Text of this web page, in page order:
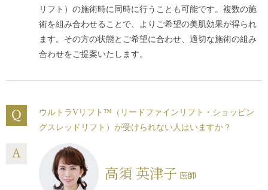
リフト）の施術時に同時に行うことも可能です。複数の施
術を組み合わせることで、よりご希望の美肌効果が得られ
ます。その方の状態とご希望に合わせ、適切な施術の組み
合わせをご提案いたします。
ウルトラVリフト™（リードファインリフト・ショッピン
グスレッドリフト）が受けられない人はいますか？
高須 英津子 医師